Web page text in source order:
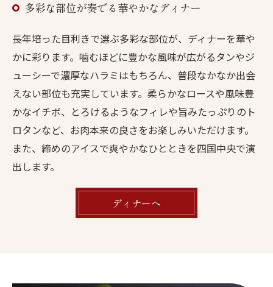
多彩な部位が奏でる華やかなディナー
長年培った目利きで選ぶ多彩な部位が、ディナーを華や
かに彩ります。噛むほどに豊かな風味が広がるタンやジ
ューシーで濃厚なハラミはもちろん、普段なかなか出会
えない部位も充実しています。柔らかなロースや風味豊
かなイチボ、とろけるようなフィレや旨みたっぷりのト
ロタンなど、お肉本来の良さをお楽しみいただけます。
また、締めのアイスで爽やかなひとときを四国中央で演
出します。
ディナーへ